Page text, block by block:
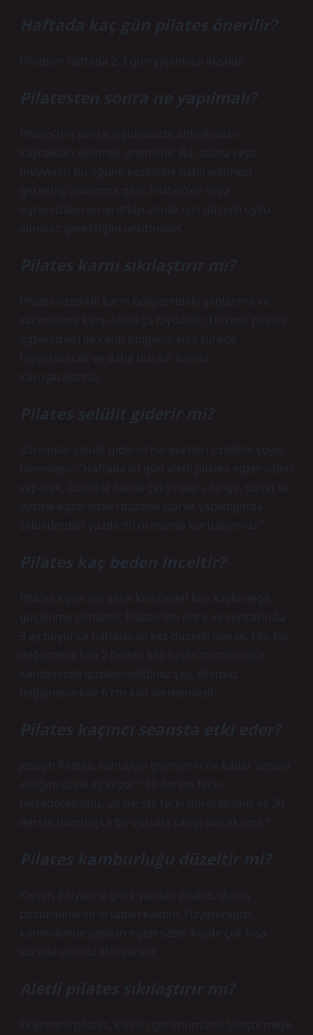
Haftada kaç gün pilates önerilir?
Pilatesin haftada 2-3 gün yapılması idealdir.
Pilatesten sonra ne yapılmalı?
Pilates’ten sonra, öğününüze antioksidan
kaynakları eklemek önemlidir. Bu, salata veya
meyvenin bu öğüne kesinlikle dahil edilmesi
gerektiği anlamına gelir. Pilates’ten veya
egzersizden en iyi etkiyi almak için düzenli uyku
almanız gerektiğini unutmayın.
Pilates karnı sıkılaştırır mı?
Pilates özellikle karın bölgesindeki yağlanma ve
sarkmalara karşı oldukça faydalıdır. Düzenli pilates
egzersizleri ile karın bölgeniz kısa sürede
toparlanacak ve daha düz bir karına
kavuşacaksınız.
Pilates selülit giderir mi?
Uzmanlar selülit giderici hareketleri özellikle şöyle
tanımlıyor: “Haftada iki gün aletli pilates egzersizleri
yaparak, özellikle bacak çalışmaları, lunge, squat ve
yüzme egzersizleri düzenli olarak yapıldığında
selülitlerden yüzde 90 oranında kurtuluyoruz.”
Pilates kaç beden inceltir?
Pilates egzersizi seçerken hedef kilo kaybı değil,
güçlenme olmalıdır. Pilates’ten önce ve sonrasında
3 ay boyunca haftada iki kez düzenli olarak, kilo hiç
değişmese bile 2 beden kilo kaybı mümkündür.
Kendimizde gözlemlediğimiz şey, kilomuz
değişmese bile 6 cm kilo vermemizdi.
Pilates kaçıncı seansta etki eder?
Joseph Pilates, sonuçları görmenin ne kadar zaman
aldığını şöyle açıklıyor: “10 derste farkı
hissedeceksiniz, 20 derste farkı göreceksiniz ve 30
derste bambaşka bir vücuda sahip olacaksınız.”
Pilates kamburluğu düzeltir mi?
Kişinin ihtiyacına göre yapılan pilates, duruş
bozukluklarını ortadan kaldırır. Fizyoterapist
kontrolünde yapılan egzersizler, kişide çok kısa
sürede olumlu etki yaratır.
Aletli pilates sıkılaştırır mı?
Ekipmanlı pilates, kişinin görünümünü iyileştirmeye